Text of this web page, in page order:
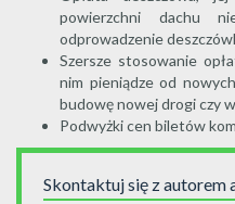
powierzchni dachu
odprowadzenie
Szersze stosowanie
nim pieniądze od
budowę nowej drogi czy
Podwyżki cen biletów
Skontaktuj się z autorem